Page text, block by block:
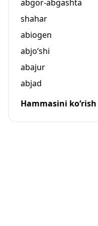
abgor-abgashta
shahar
abiogen
abjo‘shi
abajur
abjad
Hammasini ko‘rish